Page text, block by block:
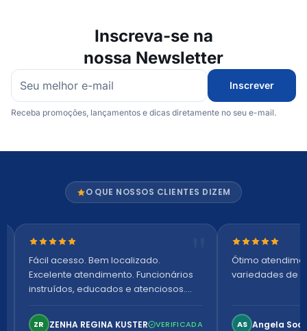
Inscreva-se na
nossa Newsletter
Inscrever
Receba promoções, lançamentos e dicas diretamente no seu e-mail.
O QUE NOSSOS CLIENTES DIZEM
Nota 5 de 5 estrelas
Fácil acesso. Bem localizado.
Excelente atendimento. Funcionários
instruídos, educados e atenciosos.
confortável. Perfeito!
ZR ZENHA REGINA KUSTER VERIFICADA
Nota 5 de 5
Ótimo
variedades de
AS Angela